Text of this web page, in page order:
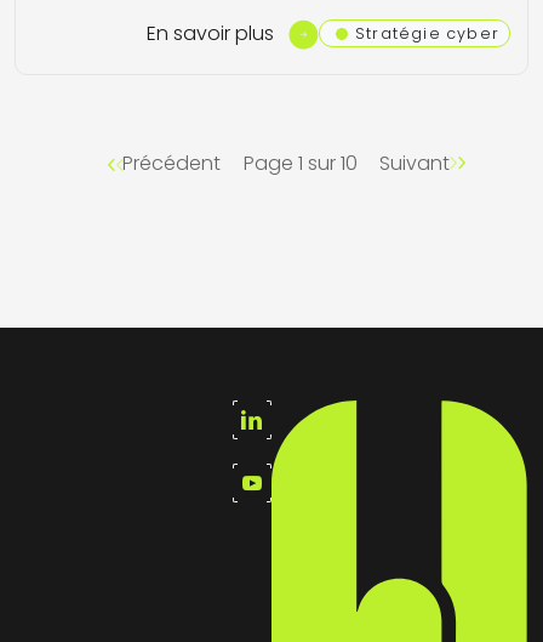
En savoir plus Stratégie cyber
Précédent Page 1 sur 10 Suivant